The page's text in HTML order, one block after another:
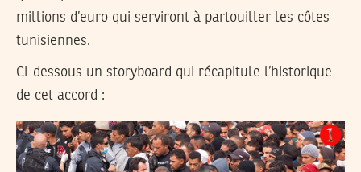
millions d’euro qui serviront à partouiller les côtes
tunisiennes.
Ci-dessous un storyboard qui récapitule l’historique
de cet accord :